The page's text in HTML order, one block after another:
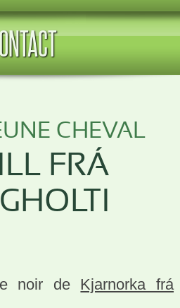
CHEVAL
FRÁ
noir de Kjarnorka frá